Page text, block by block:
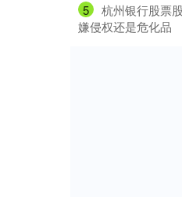
5
杭州银行股票
嫌侵权还是危化品